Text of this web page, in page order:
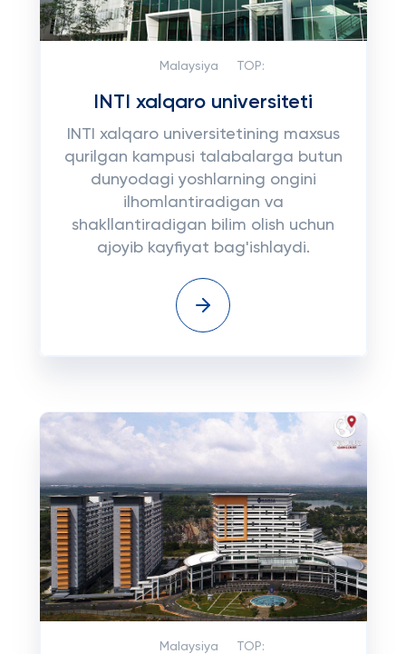
Malaysiya TOP:
INTI xalqaro universiteti
INTI xalqaro universitetining maxsus
qurilgan kampusi talabalarga butun
dunyodagi yoshlarning ongini
ilhomlantiradigan va
shakllantiradigan bilim olish uchun
ajoyib kayfiyat bag'ishlaydi.
Malaysiya TOP: